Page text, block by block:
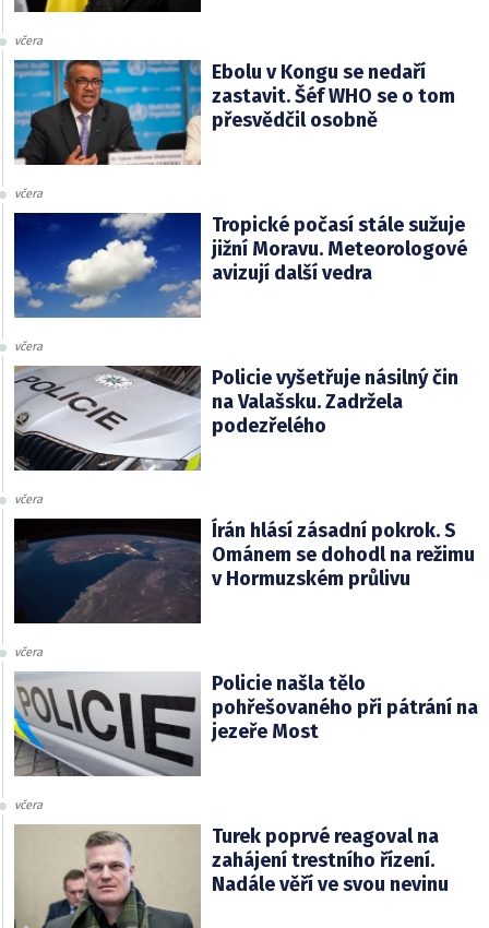
včera
Ebolu v Kongu se nedaří
zastavit. Šéf WHO se o tom
přesvědčil osobně
včera
Tropické počasí stále sužuje
jižní Moravu. Meteorologové
avizují další vedra
včera
Policie vyšetřuje násilný čin
na Valašsku. Zadržela
podezřelého
včera
Írán hlásí zásadní pokrok. S
Ománem se dohodl na režimu
v Hormuzském průlivu
včera
Policie našla tělo
pohřešovaného při pátrání na
jezeře Most
včera
Turek poprvé reagoval na
zahájení trestního řízení.
Nadále věří ve svou nevinu